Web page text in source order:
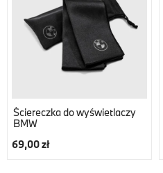
Ściereczka do wyświetlaczy
BMW
69,00 zł